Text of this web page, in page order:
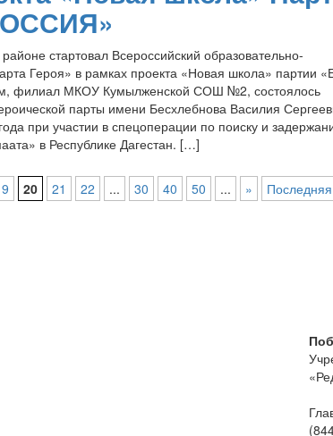
стартовал Всероссийский образовательно-
Героя» в рамках проекта «Новая школа» партии
филиал МКОУ Кумылженской СОШ №2, состоялось
парты имени Бесхлебнова Василия
при участии в спецоперации по поиску и
в Республике Дагестан. […]
20 21 22 ... 30 40 50 ... »